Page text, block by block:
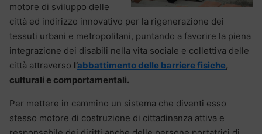
motore di sviluppo delle
città ed indirizzo innovativo per la rigenerazione dei
tessuti urbani e metropolitani, puntando a favorire la piena
integrazione dei disabili nella vita sociale e collettiva delle
città attraverso l’abbattimento delle barriere fisiche,
culturali e comportamentali.
Per mettere in cammino un sistema che diventi esso
stesso motore di costruzione di cittadinanza attiva e